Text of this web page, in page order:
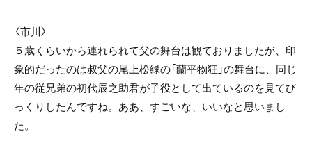
〈市川〉
５歳くらいから連れられて父の舞台は観ておりましたが、印
象的だったのは叔父の尾上松緑の「蘭平物狂」の舞台に、同じ
年の従兄弟の初代辰之助君が子役として出ているのを見てび
っくりしたんですね。ああ、すごいな、いいなと思いまし
た。